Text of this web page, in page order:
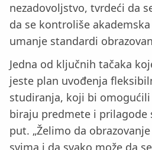
nezadovoljstvo, tvrdeći da
da se kontroliše
umanje standardi
Jedna od ključnih tačaka
jeste plan uvođenja
studiranja, koji bi
biraju predmete i prilagode
put. „Želimo da
svima i da svako može da